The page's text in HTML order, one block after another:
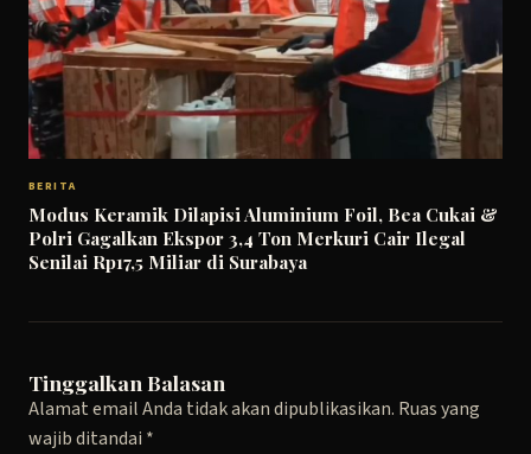
BERITA
Modus Keramik Dilapisi Aluminium Foil, Bea Cukai &
Polri Gagalkan Ekspor 3,4 Ton Merkuri Cair Ilegal
Senilai Rp17,5 Miliar di Surabaya
Tinggalkan Balasan
Alamat email Anda tidak akan dipublikasikan. Ruas yang
wajib ditandai *